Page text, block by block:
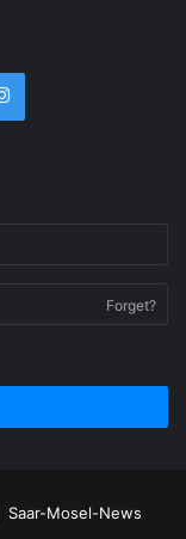
Forget?
Saar-Mosel-News